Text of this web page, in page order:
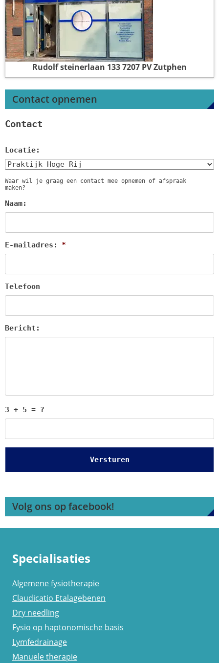
Rudolf steinerlaan 1337207 PV Zutphen
Contact opnemen
Contact
Locatie:
Waar wil je graag een contact mee opnemen of afspraak
maken?
Naam:
E-mailadres: *
Telefoon
Bericht:
3 + 5 = ?
Volg ons op facebook!
Specialisaties
Algemene fysiotherapie
Claudicatio Etalagebenen
Dry needling
Fysio op haptonomische basis
Lymfedrainage
Manuele therapie